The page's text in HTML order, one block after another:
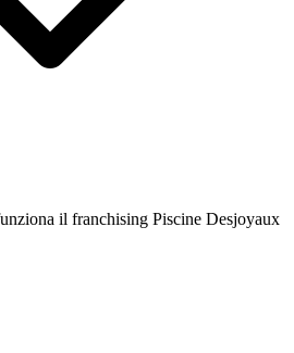
il franchising Piscine Desjoyaux